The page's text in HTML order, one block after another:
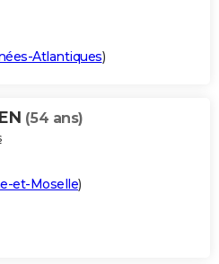
Atlantiques)
(54 ans)
et-Moselle)